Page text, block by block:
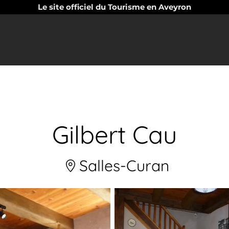
Le site officiel du Tourisme en Aveyron
Gilbert Cau
Salles-Curan